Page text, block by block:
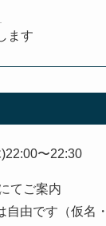
ます
)22:00〜22:30
てご案内
由です（仮名